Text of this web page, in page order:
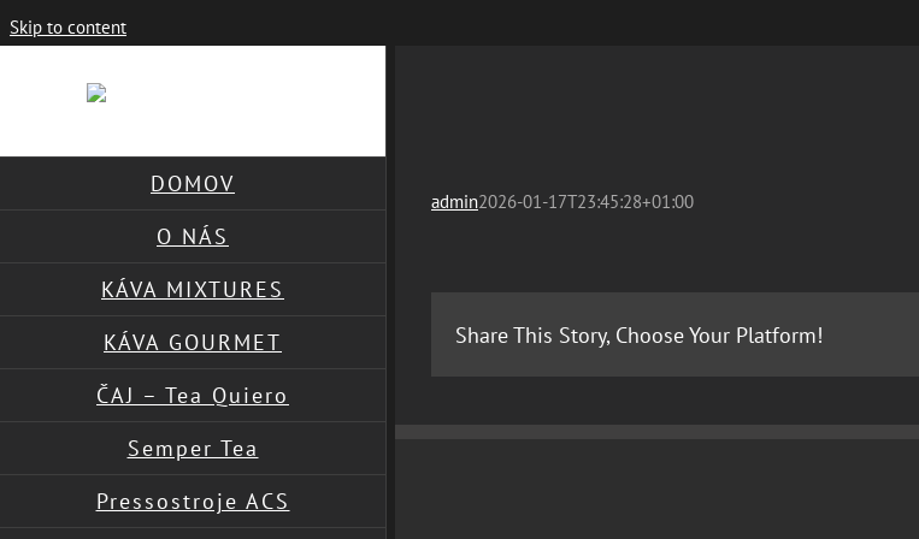
Skip to content
DOMOV
O NÁS
KÁVA MIXTURES
KÁVA GOURMET
ČAJ – Tea Quiero
Semper Tea
Pressostroje ACS
admin2026-01-17T23:45:28+01:00
Share This Story, Choose Your Platform!